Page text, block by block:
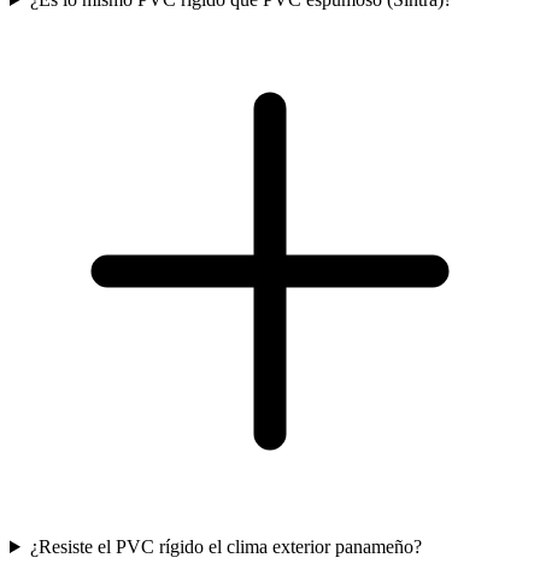
¿Resiste el PVC rígido el clima exterior panameño?